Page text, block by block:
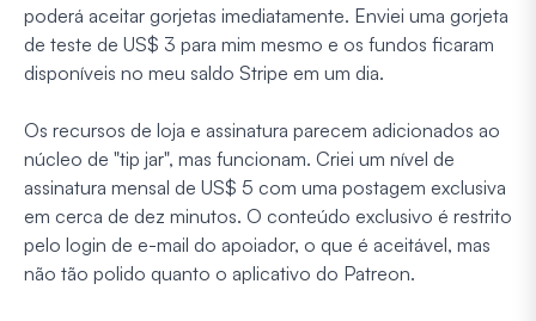
poderá aceitar gorjetas imediatamente. Enviei uma gorjeta
de teste de US$ 3 para mim mesmo e os fundos ficaram
disponíveis no meu saldo Stripe em um dia.
Os recursos de loja e assinatura parecem adicionados ao
núcleo de "tip jar", mas funcionam. Criei um nível de
assinatura mensal de US$ 5 com uma postagem exclusiva
em cerca de dez minutos. O conteúdo exclusivo é restrito
pelo login de e-mail do apoiador, o que é aceitável, mas
não tão polido quanto o aplicativo do Patreon.